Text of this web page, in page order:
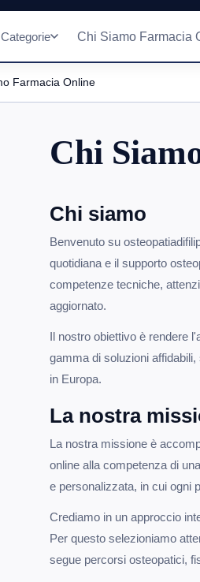
Categorie Chi Siamo Farmacia
Farmacia Online
Chi
Chi siamo
Benvenuto su
quotidiana e il supporto
competenze tecniche,
aggiornato.
Il nostro obiettivo è rendere
gamma di soluzioni
in Europa.
La nostra
La nostra missione è
online alla competenza di
e personalizzata, in cui ogni
Crediamo in un approccio
Per questo selezioniamo
segue percorsi osteopatici,